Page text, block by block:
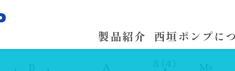
製品紹介 西垣ポンプに